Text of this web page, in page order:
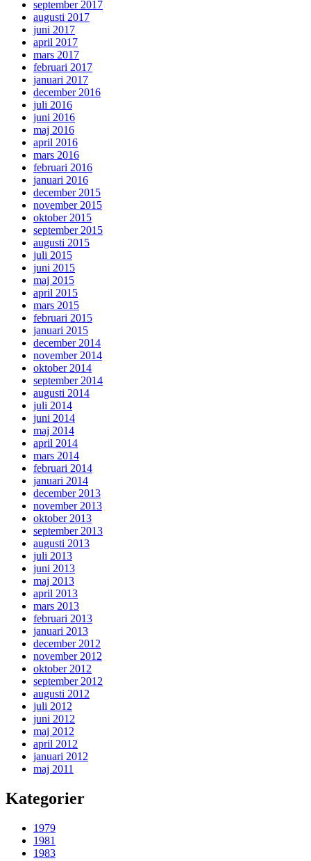
september 2017
augusti 2017
juni 2017
april 2017
mars 2017
februari 2017
januari 2017
december 2016
juli 2016
juni 2016
maj 2016
april 2016
mars 2016
februari 2016
januari 2016
december 2015
november 2015
oktober 2015
september 2015
augusti 2015
juli 2015
juni 2015
maj 2015
april 2015
mars 2015
februari 2015
januari 2015
december 2014
november 2014
oktober 2014
september 2014
augusti 2014
juli 2014
juni 2014
maj 2014
april 2014
mars 2014
februari 2014
januari 2014
december 2013
november 2013
oktober 2013
september 2013
augusti 2013
juli 2013
juni 2013
maj 2013
april 2013
mars 2013
februari 2013
januari 2013
december 2012
november 2012
oktober 2012
september 2012
augusti 2012
juli 2012
juni 2012
maj 2012
april 2012
januari 2012
maj 2011
Kategorier
1979
1981
1983